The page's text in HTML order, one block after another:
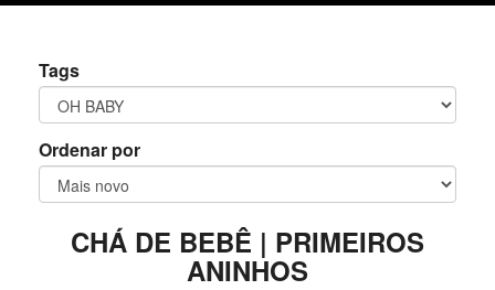
Tags
Ordenar por
CHÁ DE BEBÊ | PRIMEIROS
ANINHOS